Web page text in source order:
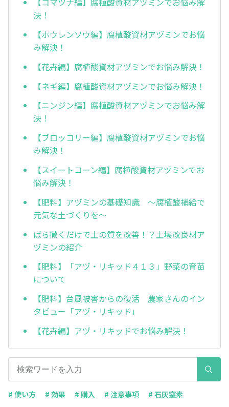
決！
【ホウレンソウ編】腐植酸資材アヅミンでお悩
み解決！
【花卉編】腐植酸資材アヅミンでお悩み解決！
【ネギ編】腐植酸資材アヅミンでお悩み解決！
【ニンジン編】腐植酸資材アヅミンでお悩み解
決！
【ブロッコリー編】腐植酸資材アヅミンでお悩
み解決！
【スイートコーン編】腐植酸資材アヅミンでお
悩み解決！
【肥料】アヅミンの基礎知識 ～腐植酸補給で
元気な土づくりを～
ばら撒くだけで土の質を改善！？土壌改良材ア
ヅミンの紹介
【肥料】「アヅ・リキッド４１３」野菜の育苗
について
【肥料】台風被害からの復活 農家さんのイン
タビュー「アヅ・リキッド」
【花卉編】アヅ・リキッドでお悩み解決！
# 使い方 # 効果 # 購入 # 注意事項 # 石灰窒素